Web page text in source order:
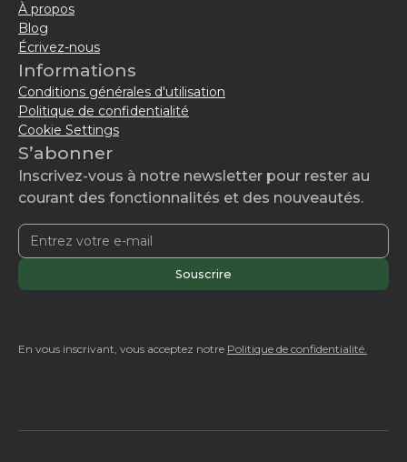
À propos
Blog
Écrivez-nous
Informations
Conditions générales d'utilisation
Politique de confidentialité
Cookie Settings
S’abonner
Inscrivez-vous à notre newsletter pour rester au
courant des fonctionnalités et des nouveautés.
En vous inscrivant, vous acceptez notre Politique de confidentialité.